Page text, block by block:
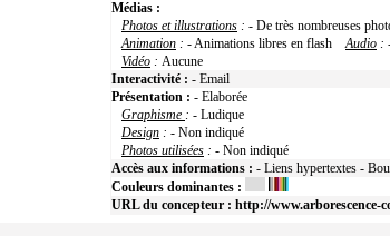
Médias :
Photos et illustrations : - De très nombreuses
Animation : - Animations libres en flashAudio :
Vidéo : Aucune
Interactivité : - Email
Présentation : - Elaborée
Graphisme : - Ludique
Design : - Non indiqué
Photos utilisées : - Non indiqué
Accès aux informations : - Liens hypertextes -
Couleurs dominantes :
URL du concepteur : http://www.arborescence-